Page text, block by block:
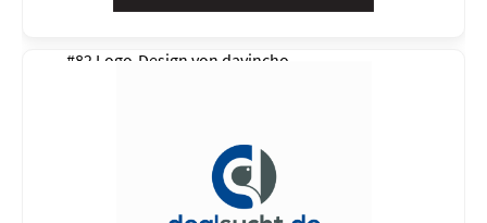
#82 Logo-Design von davincho